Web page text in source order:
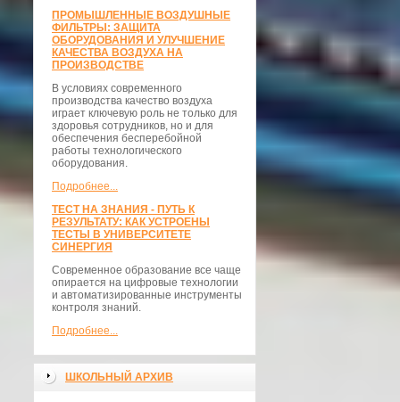
ПРОМЫШЛЕННЫЕ ВОЗДУШНЫЕ
ФИЛЬТРЫ: ЗАЩИТА
ОБОРУДОВАНИЯ И УЛУЧШЕНИЕ
КАЧЕСТВА ВОЗДУХА НА
ПРОИЗВОДСТВЕ
В условиях современного
производства качество воздуха
играет ключевую роль не только для
здоровья сотрудников, но и для
обеспечения бесперебойной
работы технологического
оборудования.
Подробнее...
ТЕСТ НА ЗНАНИЯ - ПУТЬ К
РЕЗУЛЬТАТУ: КАК УСТРОЕНЫ
ТЕСТЫ В УНИВЕРСИТЕТЕ
СИНЕРГИЯ
Современное образование все чаще
опирается на цифровые технологии
и автоматизированные инструменты
контроля знаний.
Подробнее...
ШКОЛЬНЫЙ АРХИВ